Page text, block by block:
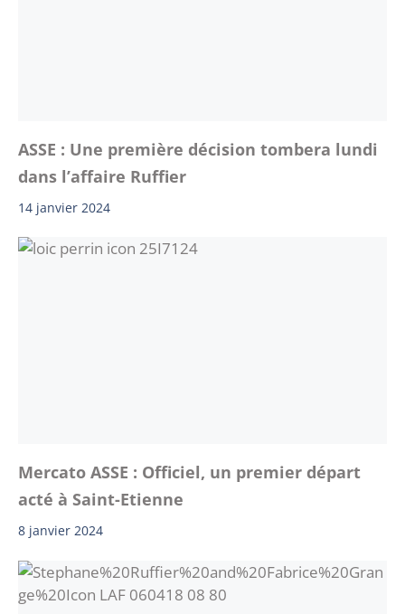
ASSE : Une première décision tombera lundi
dans l’affaire Ruffier
14 janvier 2024
Mercato ASSE : Officiel, un premier départ
acté à Saint-Etienne
8 janvier 2024